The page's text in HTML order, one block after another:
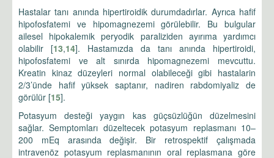
Hastalar tanı anında hipertiroidik durumdadırlar. Ayrıca hafif
hipofosfatemi ve hipomagnezemi görülebilir. Bu bulgular
ailesel hipokalemik peryodik paraliziden ayırıma yardımcı
olabilir [13,14]. Hastamızda da tanı anında hipertiroidi,
hipofosfatemi ve alt sınırda hipomagnezemi mevcuttu.
Kreatin kinaz düzeyleri normal olabileceği gibi hastalarin
2/3’ünde hafif yüksek saptanır, nadiren rabdomiyaliz de
görülür [15].
Potasyum desteği yaygın kas güçsüzlüğün düzelmesini
sağlar. Semptomları düzeltecek potasyum replasmanı 10–
200 mEq arasında değişir. Bir retrospektif çalışmada
intravenöz potasyum replasmanının oral replasmana göre